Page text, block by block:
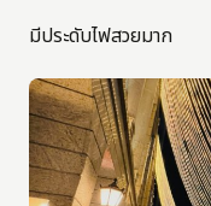
มีประดับไฟสวยมาก